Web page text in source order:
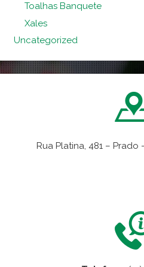
Toalhas Banquete
Xales
Uncategorized
Rua Platina, 481 –